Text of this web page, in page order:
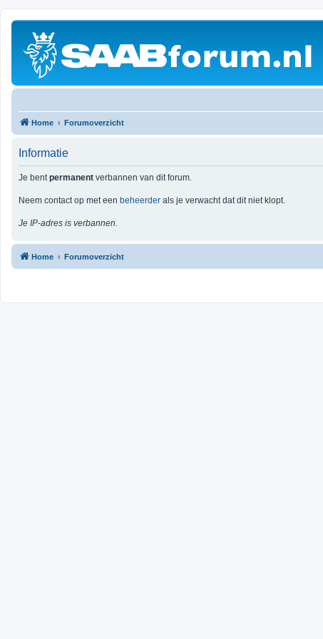
Home Forumoverzicht
Informatie
Je bentpermanent verbannen van dit forum.
Neem contact op met een beheerder als je verwacht dat dit niet klopt.
Je IP-adres is verbannen.
Home Forumoverzicht